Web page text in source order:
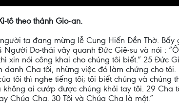
tô theo thánh Gio-an.
ta đang mừng lễ Cung Hiến Đền Thờ.
Người Do-thái vây quanh Đức Giê-su và nói :
xin nói công khai cho chúng tôi biết.” 25 Đức
danh Cha tôi, những việc đó làm chứng cho
tôi thì nghe tiếng tôi; tôi biết chúng và
ai cướp được chúng khỏi tay tôi. 29
Chúa Cha. 30 Tôi và Chúa Cha là một.”